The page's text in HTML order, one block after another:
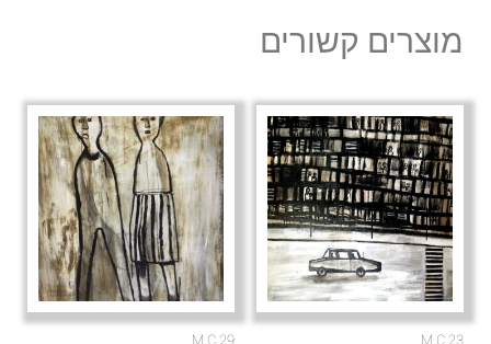
a
p
e
מוצרים קשורים
M.C.23
M.C.29